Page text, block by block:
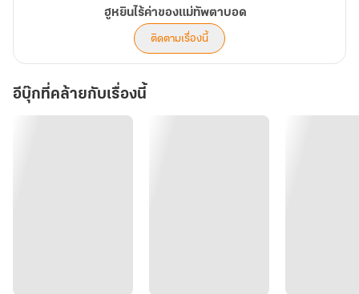
ฮูหยินไร้ค่าของแม่ทัพตาบอด
ติดตามเรื่องนี้
อีบุ๊กที่คล้ายกับเรื่องนี้